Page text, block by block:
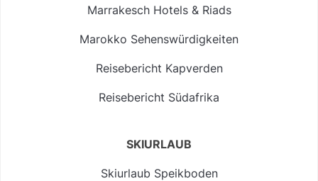
Marrakesch Hotels & Riads
Marokko Sehenswürdigkeiten
Reisebericht Kapverden
Reisebericht Südafrika
SKIURLAUB
Skiurlaub Speikboden